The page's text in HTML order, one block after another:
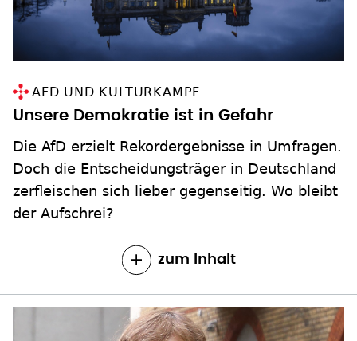
AFD UND KULTURKAMPF
Unsere Demokratie ist in Gefahr
Die AfD erzielt Rekordergebnisse in Umfragen.
Doch die Entscheidungsträger in Deutschland
zerfleischen sich lieber gegenseitig. Wo bleibt
der Aufschrei?
zum Inhalt